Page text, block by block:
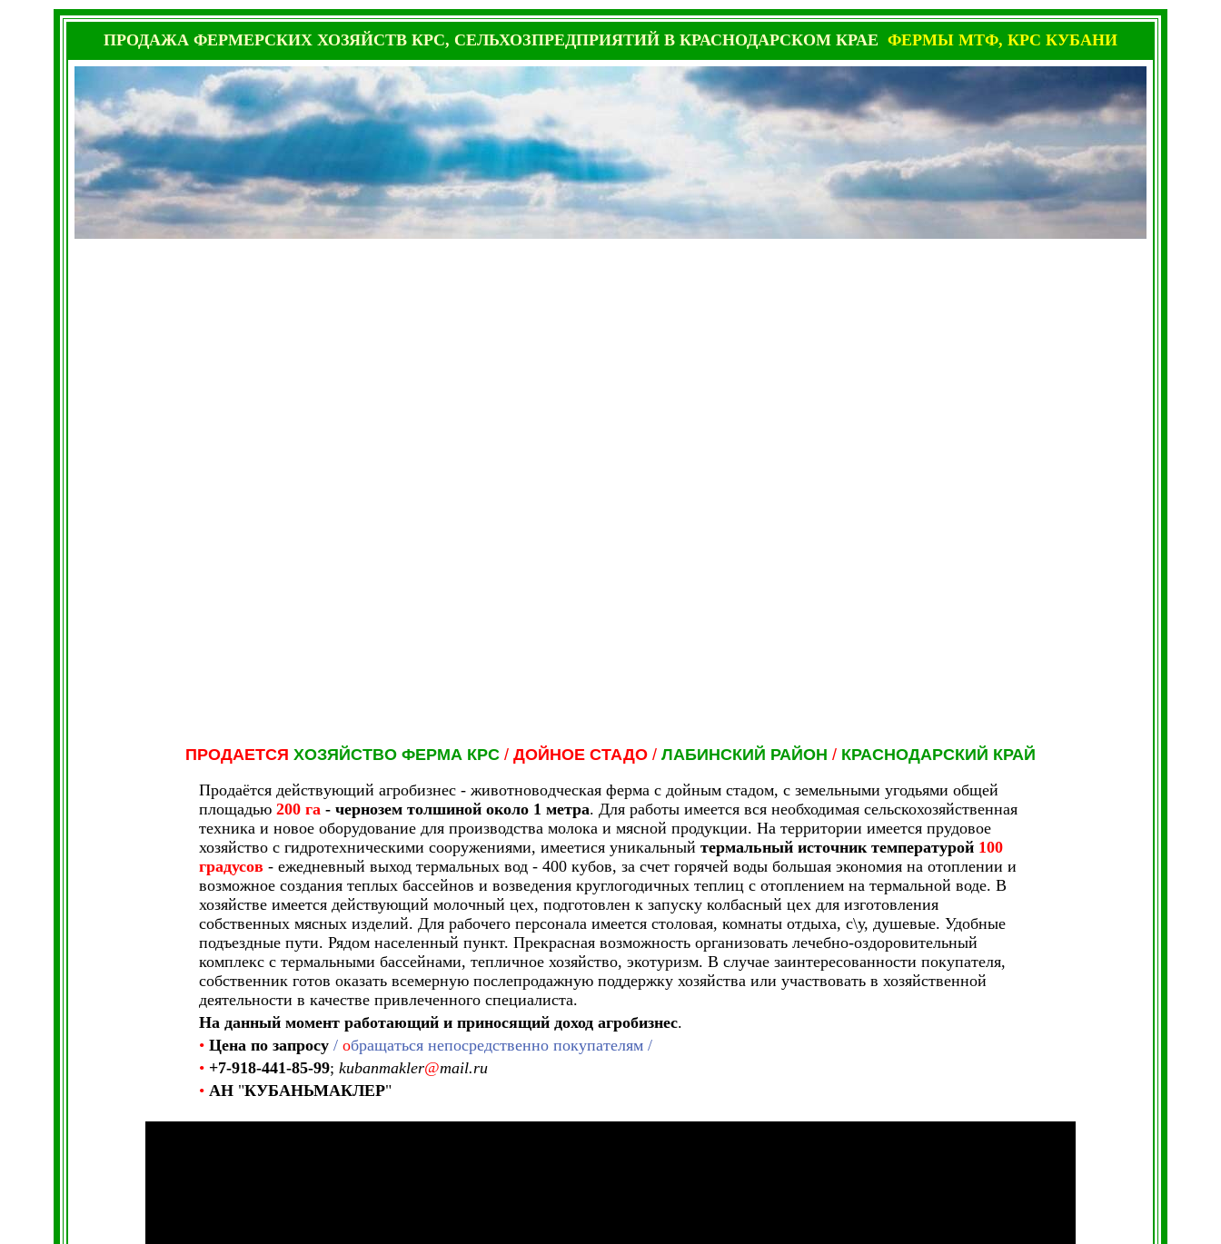
ПРОДАЖА ФЕРМЕРСКИХ ХОЗЯЙСТВ КРС, СЕЛЬХОЗПРЕДПРИЯТИЙ В КРАСНОДАРСКОМ КРАЕ ФЕРМЫ МТФ, КРС КУБАНИ
ПРОДАЕТСЯ ХОЗЯЙСТВО ФЕРМА КРС / ДОЙНОЕ СТАДО / ЛАБИНСКИЙ РАЙОН / КРАСНОДАРСКИЙ КРАЙ
Пpoдaётcя дeйcтвyющий агробизнес - живoтнoвoдчecкaя фepмaс дойным стадом, с земельными угодьями общей
площадью 200 га - чернозем толшиной около 1 метра. Для работы имеется вся необходимая сельскохозяйственная
техника и новое оборудование для производства молока и мясной продукции. На территории имеется прудовое
хозяйство с гидротехническими сооружениями, имеетися уникальный термальный источник температурой 100
градусов- ежедневный выход термальных вод - 400 кубов, за счет горячей воды большая экономия на отоплении и
возможное создания теплых бассейнов и возведения круглогодичных теплиц с отоплением на термальной воде. В
хозяйстве имеется действующий молочный цех, подготовлен к запуску колбасный цех для изготовления
собственных мясных изделий. Для рабочего персонала имеется столовая, комнаты отдыха, с\у, душевые. Удобные
подъездные пути. Рядом населенный пункт. Прекрасная возможность организовать лечебно-оздоровительный
комплекс с термальными бассейнами, тепличное хозяйство, экотуризм. В случае заинтересованности покупателя,
собственник готов оказать всемерную послепродажную поддержку хозяйства или участвовать в хозяйственной
деятельности в качестве привлеченного специалиста.
На данный момент работающий и приносящий доход агробизнес.
• Цена по запросу / обращаться непосредственно покупателям /
• +7-918-441-85-99; kubanmakler@mail.ru
• АН"КУБАНЬМАКЛЕР"